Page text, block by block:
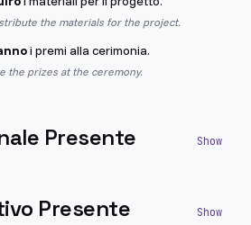
the materials for the project.
i premi alla cerimonia.
the prizes at the ceremony.
Presente
Presente